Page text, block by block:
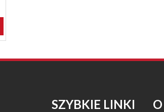
SZYBKIE LINKI